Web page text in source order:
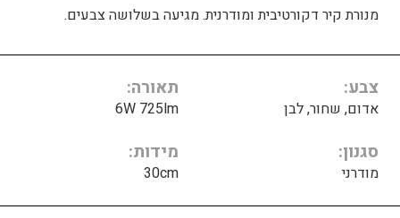
מנורת קיר דקורטיבית ומודרנית. מגיעה בשלושה צבעים.
צבע
אדום, שחור, לבן
תאורה
6W 725lm
סגנון
מודרני
מידות
30cm